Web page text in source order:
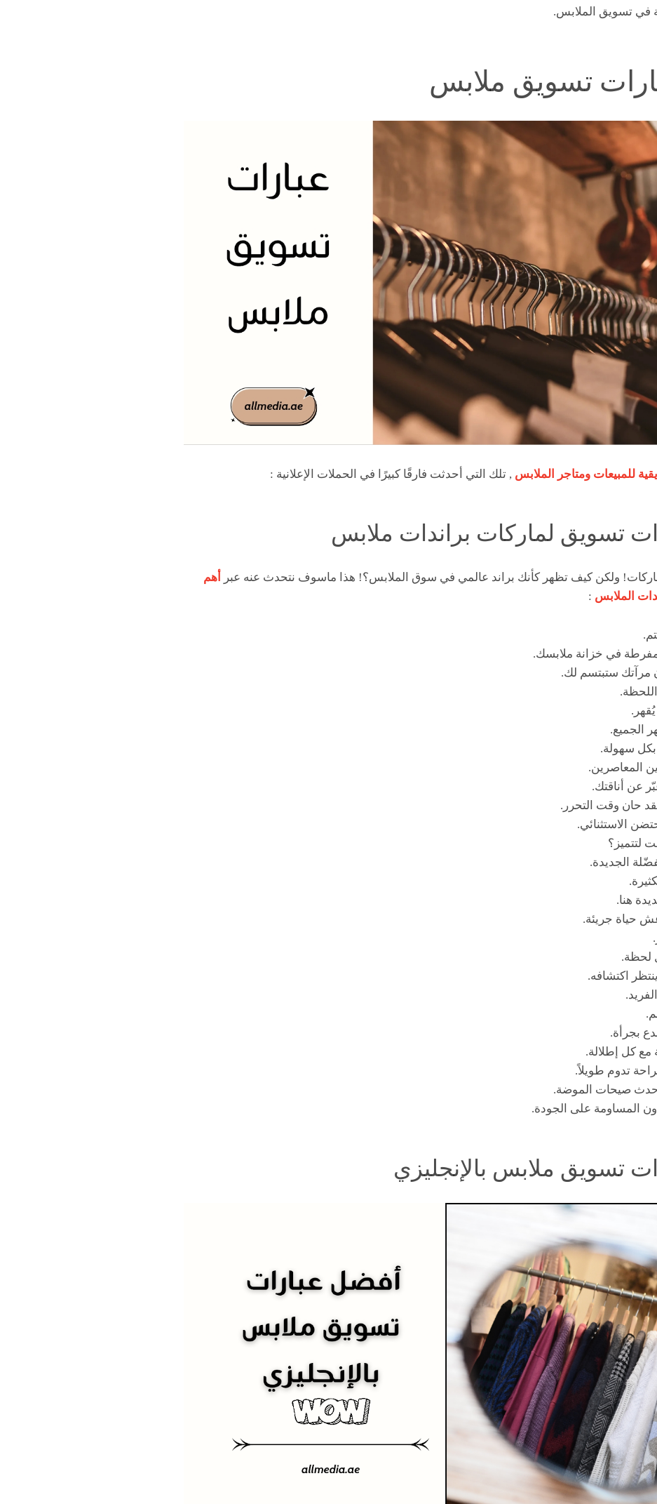
في تسويق الملابس.
تسويق ملابس
للمبيعات ومتاجر الملابس , تلك التي أحدثت فارقًا كبيرًا في الحملات الإعلانية :
تسويق لماركات براندات ملابس
ولكن كيف تظهر كأنك براند عالمي في سوق الملابس؟! هذا ماسوف نتحدث عنه عبر
أهم
الملابس :
في خزانة ملابسك.
مرآتك ستبتسم لك.
الجميع.
بكل سهولة.
المعاصرين.
عن أناقتك.
حان وقت التحرر.
الاستثنائي.
لتتميز؟
الجديدة.
هنا.
حياة جريئة.
لحظة.
اكتشافه.
بجرأة.
مع كل إطلالة.
تدوم طويلاً.
أحدث صيحات الموضة.
المساومة على الجودة.
تسويق ملابس بالإنجليزي